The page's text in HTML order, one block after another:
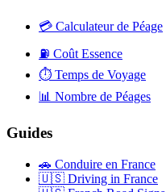
💳 Calculateur de Péage
⛽ Coût Essence
⏱️ Temps de Voyage
📊 Nombre de Péages
Guides
🚗 Conduire en France
🇺🇸 Driving in France